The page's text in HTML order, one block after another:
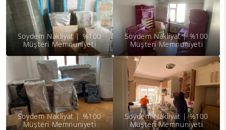
Soydem Nakliyat | %100
Müşteri Memnuniyeti
Soydem Nakliyat | %100
Müşteri Memnuniyeti
Soydem Nakliyat | %100
Müşteri Memnuniyeti
Soydem Nakliyat | %100
Müşteri Memnuniyeti